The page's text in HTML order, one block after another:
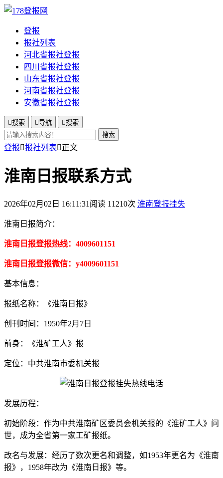
登报
报社列表
河北省报社登报
四川省报社登报
山东省报社登报
河南省报社登报
安徽省报社登报
搜索 导航 搜索
搜索
登报报社列表正文
淮南日报联系方式
2026年02月02日 16:11:31 阅读 11210次 淮南登报挂失
淮南日报简介：
淮南日报登报热线：4009601151
淮南日报登报微信：y4009601151
基本信息：
报纸名称：《淮南日报》
创刊时间：1950年2月7日
前身：《淮矿工人》报
定位：中共淮南市委机关报
发展历程：
初始阶段：作为中共淮南矿区委员会机关报的《淮矿工人》问
世，成为全省第一家工矿报纸。
改名与发展：经历了数次更名和调整，如1953年更名为《淮南
报》，1958年改为《淮南日报》等。